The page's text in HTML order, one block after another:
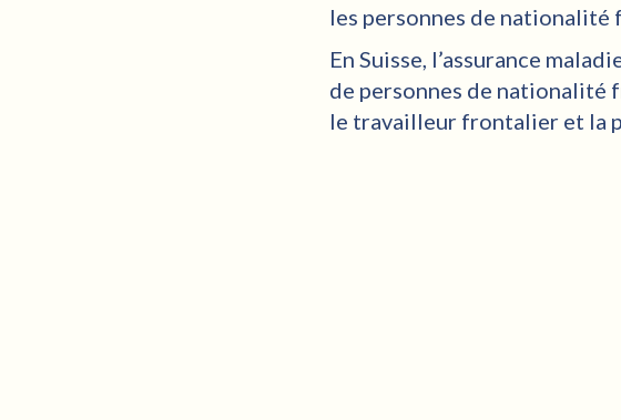
les personnes de
En Suisse, l’assurance
de personnes de nationalité
le travailleur frontalier et la